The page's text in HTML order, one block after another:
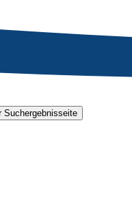
Suchergebnisseite